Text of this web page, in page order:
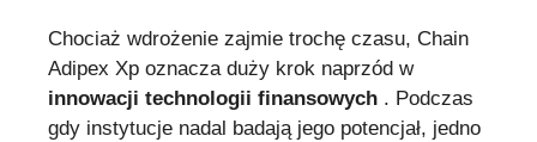
Chociaż wdrożenie zajmie trochę czasu, Chain
Adipex Xp oznacza duży krok naprzód w
innowacji technologii finansowych . Podczas
gdy instytucje nadal badają jego potencjał, jedno